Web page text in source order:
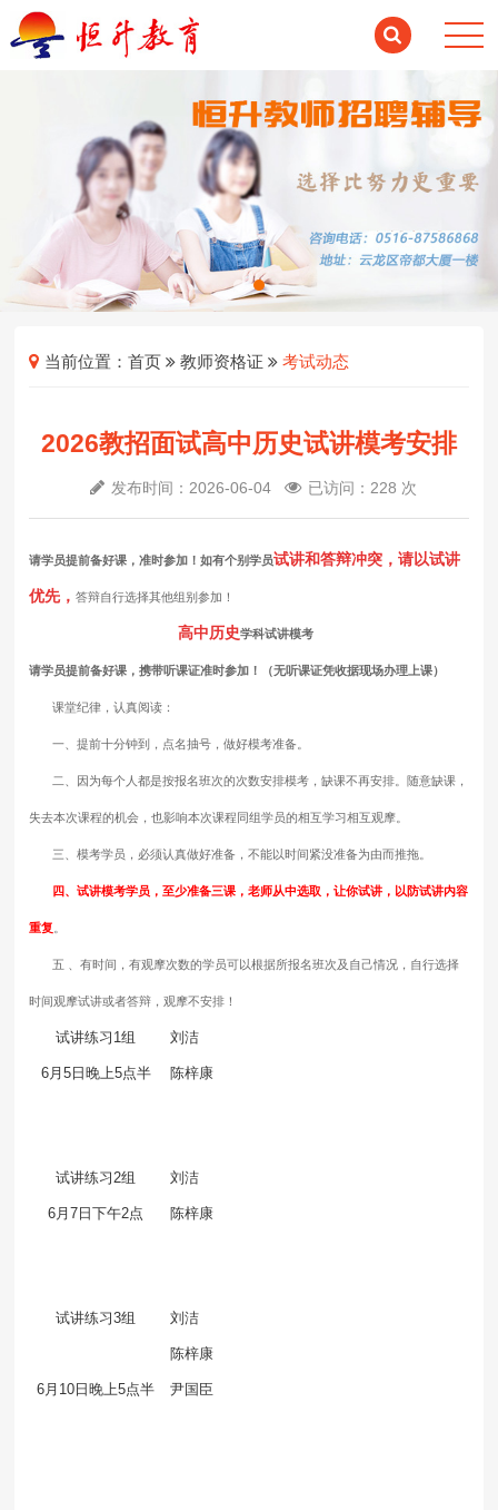
当前位置：首页 教师资格证 考试动态
2026教招面试高中历史试讲模考安排
发布时间：2026-06-04 已访问：228 次
请学员提前备好课，准时参加！如有个别学员试讲和答辩冲突，请以试讲
优先，答辩自行选择其他组别参加！
高中历史学科试讲模考
请学员提前备好课，携带听课证准时参加！（无听课证凭收据现场办理上课）
课堂纪律，认真阅读：
一、提前十分钟到，点名抽号，做好模考准备。
二、因为每个人都是按报名班次的次数安排模考，缺课不再安排。随意缺课，
失去本次课程的机会，也影响本次课程同组学员的相互学习相互观摩。
三、模考学员，必须认真做好准备，不能以时间紧没准备为由而推拖。
四、试讲模考学员，至少准备三课，老师从中选取，让你试讲，以防试讲内容
重复
五 、有时间，有观摩次数的学员可以根据所报名班次及自己情况，自行选择
时间观摩试讲或者答辩，观摩不安排！
试讲练习 1组 刘洁
6月 5日晚上5点半 陈梓康
试讲练习 2组 刘洁
6 月7 日下午2点 陈梓康
试讲练习3组 刘洁
6 月 10 日晚上5点半
陈梓康
尹国臣